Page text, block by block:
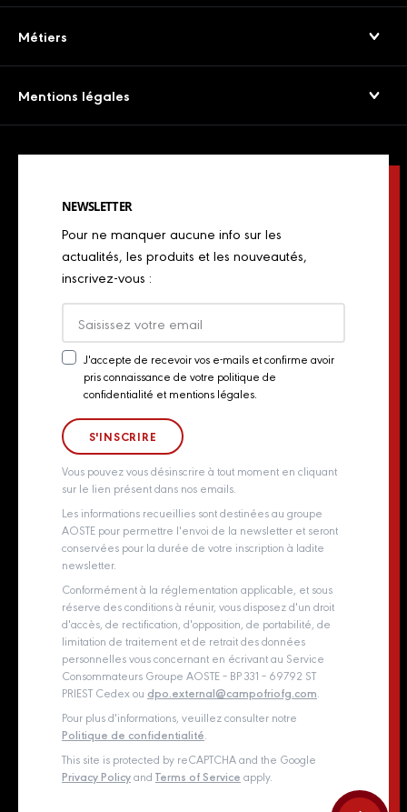
Service consommateurs
Presse
Export
Saucissons Secs
Jambons cuits & volailles
Spécialités italiennes
Chiffonnades
Métiers
Mentions légales
Politique de Cookies
Actualités
Groupe Aoste
Whistleblowing policy
NEWSLETTER
Pour ne manquer aucune info sur les
actualités, les produits et les nouveautés,
inscrivez-vous :
Newsletter
Consent
J'accepte de recevoir vos e-mails et confirme avoir
pris connaissance de votre politique de
confidentialité et mentions légales.
Vous pouvez vous désinscrire à tout moment en cliquant
sur le lien présent dans nos emails.
Les informations recueillies sont destinées au groupe
AOSTE pour permettre l'envoi de la newsletter et seront
conservées pour la durée de votre inscription à ladite
newsletter.
Conformément à la réglementation applicable, et sous
réserve des conditions à réunir, vous disposez d'un droit
d'accès, de rectification, d'opposition, de portabilité, de
limitation de traitement et de retrait des données
personnelles vous concernant en écrivant au Service
Consommateurs Groupe AOSTE – BP 331 – 69792 ST
PRIEST Cedex ou dpo.external@campofriofg.com
Pour plus d'informations, veuillez consulter notre
Politique de confidentialité
This site is protected by reCAPTCHA and the Google
Privacy Policyand Terms of Service apply.